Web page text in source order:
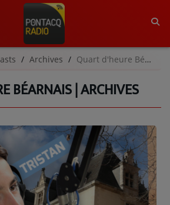
Archives Quart d'heure Béarnais | Archives
BÉARNAIS | ARCHIVES